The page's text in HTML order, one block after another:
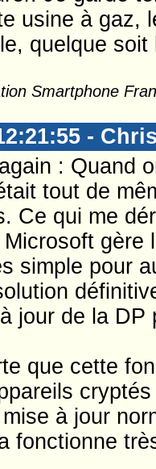
usine à gaz,
quelque
Smartphone
-
: Quand
tout de
Ce qui me
gère
simple pour
jour de la
que cette
cryptés
à jour
fonctionne